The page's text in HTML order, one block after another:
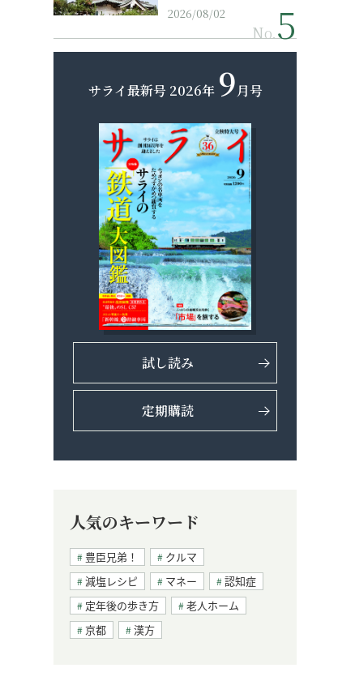
2026/08/02
No.
サライ最新号 2026年 9月号
試し読み
定期購読
人気のキーワード
豊臣兄弟！
クルマ
減塩レシピ
マネー
認知症
定年後の歩き方
老人ホーム
京都
漢方